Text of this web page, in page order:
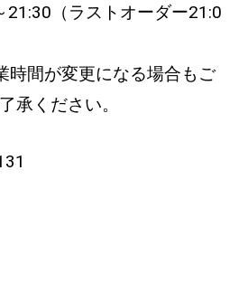
（ラストオーダー21:0
時間が変更になる場合もご
承ください。